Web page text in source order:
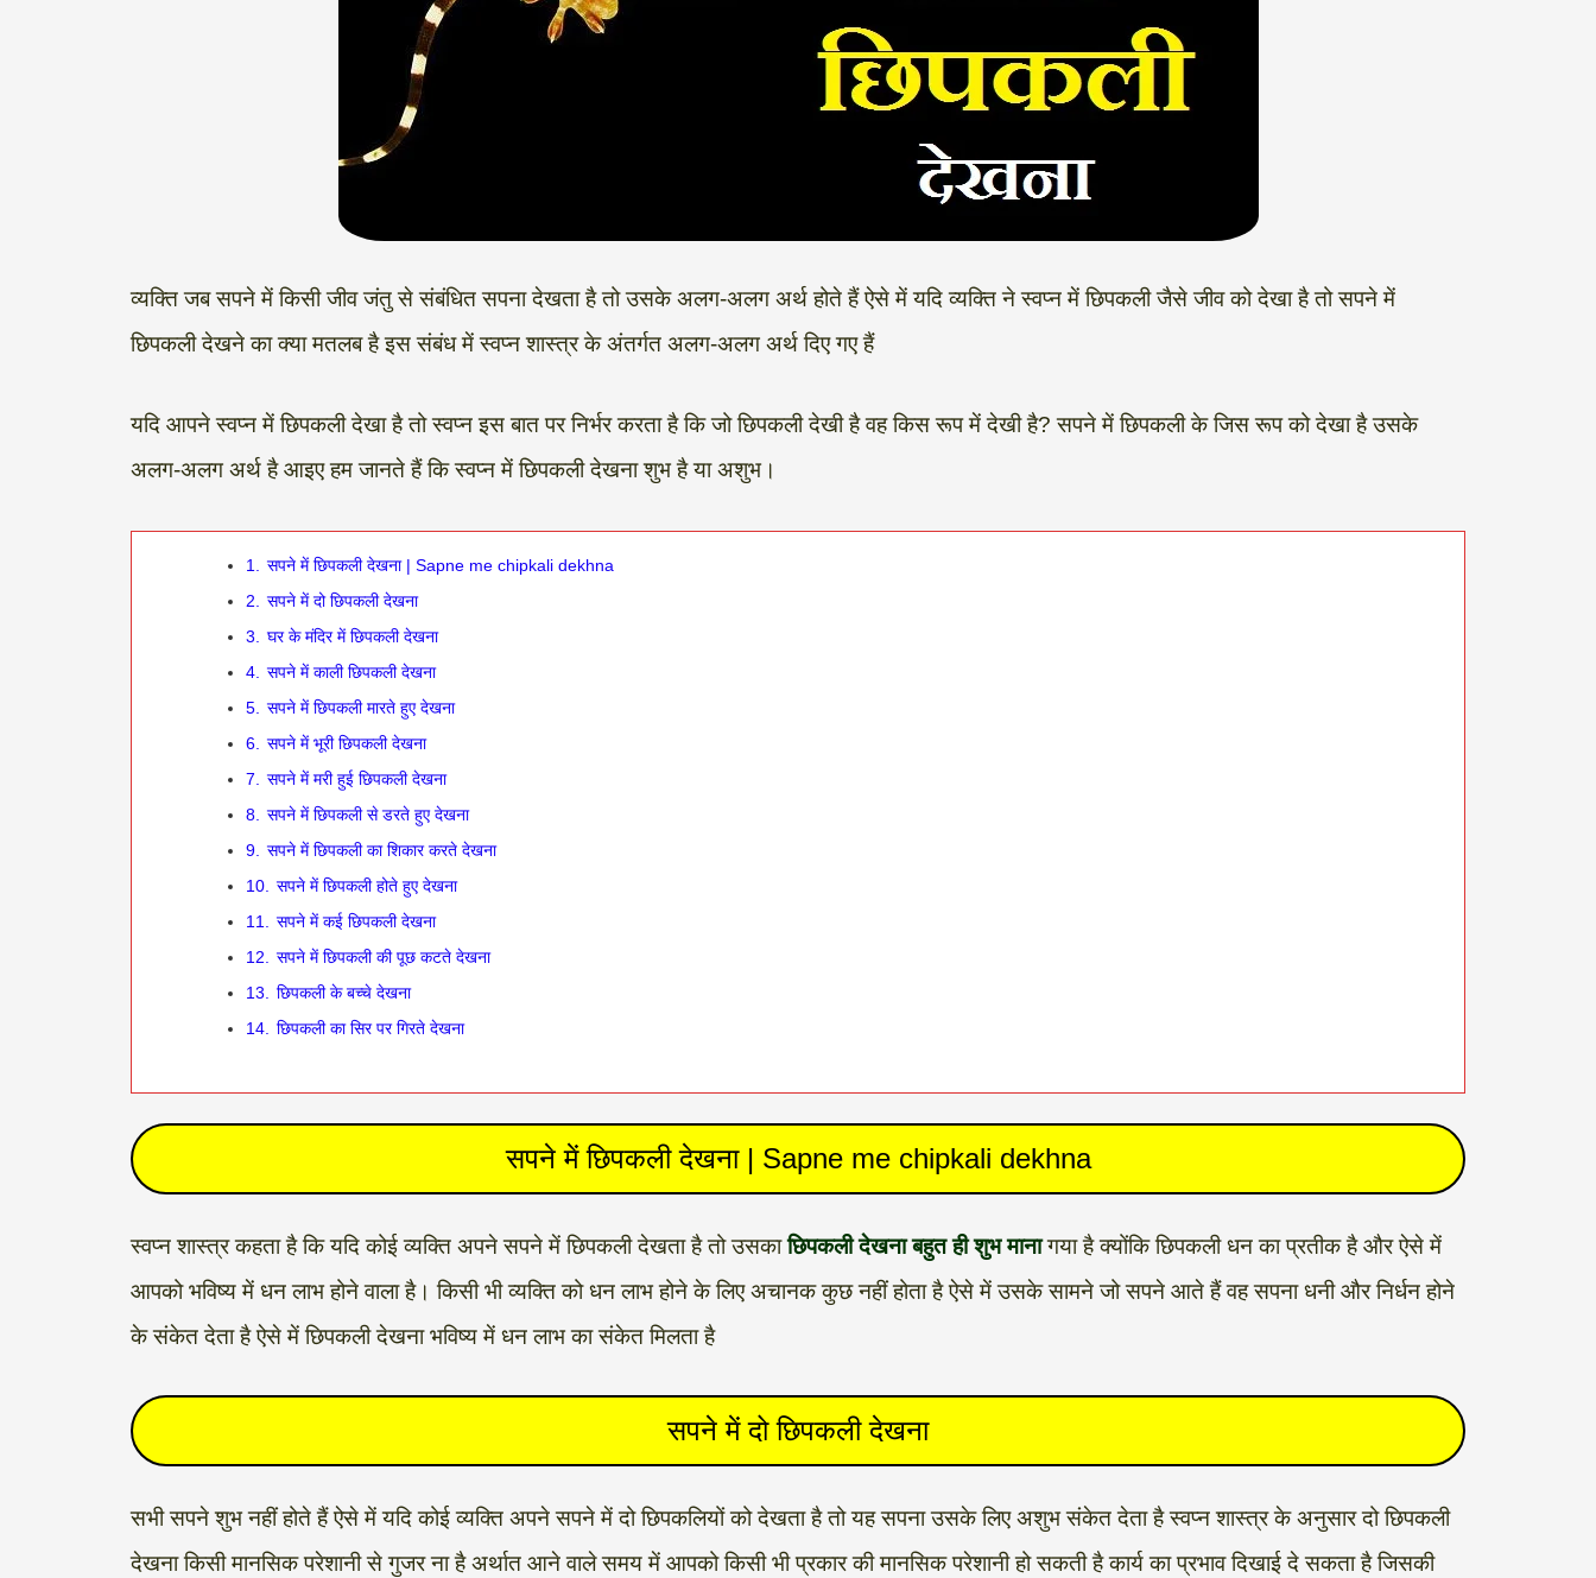
व्यक्ति जब सपने में किसी जीव जंतु से संबंधित सपना देखता है तो उसके अलग-अलग अर्थ होते हैं ऐसे में यदि व्यक्ति ने स्वप्न में छिपकली जैसे जीव को देखा है तो सपने में
छिपकली देखने का क्या मतलब है इस संबंध में स्वप्न शास्त्र के अंतर्गत अलग-अलग अर्थ दिए गए हैं
यदि आपने स्वप्न में छिपकली देखा है तो स्वप्न इस बात पर निर्भर करता है कि जो छिपकली देखी है वह किस रूप में देखी है? सपने में छिपकली के जिस रूप को देखा है उसके
अलग-अलग अर्थ है आइए हम जानते हैं कि स्वप्न में छिपकली देखना शुभ है या अशुभ।
1. सपने में छिपकली देखना | Sapne me chipkali dekhna
2. सपने में दो छिपकली देखना
3. घर के मंदिर में छिपकली देखना
4. सपने में काली छिपकली देखना
5. सपने में छिपकली मारते हुए देखना
6. सपने में भूरी छिपकली देखना
7. सपने में मरी हुई छिपकली देखना
8. सपने में छिपकली से डरते हुए देखना
9. सपने में छिपकली का शिकार करते देखना
10. सपने में छिपकली होते हुए देखना
11. सपने में कई छिपकली देखना
12. सपने में छिपकली की पूछ कटते देखना
13. छिपकली के बच्चे देखना
14. छिपकली का सिर पर गिरते देखना
सपने में छिपकली देखना | Sapne me chipkali dekhna
स्वप्न शास्त्र कहता है कि यदि कोई व्यक्ति अपने सपने में छिपकली देखता है तो उसकाछिपकली देखना बहुत ही शुभ माना गया है क्योंकि छिपकली धन का प्रतीक है और ऐसे में
आपको भविष्य में धन लाभ होने वाला है। किसी भी व्यक्ति को धन लाभ होने के लिए अचानक कुछ नहीं होता है ऐसे में उसके सामने जो सपने आते हैं वह सपना धनी और निर्धन होने
के संकेत देता है ऐसे में छिपकली देखना भविष्य में धन लाभ का संकेत मिलता है
सपने में दो छिपकली देखना
सभी सपने शुभ नहीं होते हैं ऐसे में यदि कोई व्यक्ति अपने सपने में दो छिपकलियों को देखता है तो यह सपना उसके लिए अशुभ संकेत देता है स्वप्न शास्त्र के अनुसार दो छिपकली
देखना किसी मानसिक परेशानी से गुजर ना है अर्थात आने वाले समय में आपको किसी भी प्रकार की मानसिक परेशानी हो सकती है कार्य का प्रभाव दिखाई दे सकता है जिसकी